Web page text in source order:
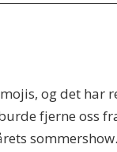
og det har
fjerne oss
sommershow.